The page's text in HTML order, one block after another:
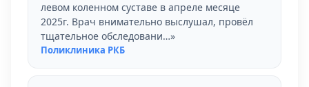
левом коленном суставе в апреле месяце
2025г. Врач внимательно выслушал, провёл
тщательное обследовани…»
Поликлиника РКБ